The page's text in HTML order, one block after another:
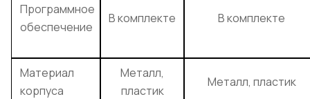
Программное
обеспечение
В комплекте В комплекте
Материал
корпуса
Металл,
пластик
Металл, пластик